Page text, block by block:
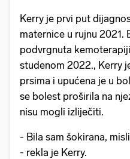
Kerry je prvi put
maternice u rujnu 2021.
podvrgnuta
studenom 2022., Kerry
prsima i upućena je u
se bolest proširila na
nisu mogli izliječiti.
- Bila sam šokirana,
- rekla je Kerry.